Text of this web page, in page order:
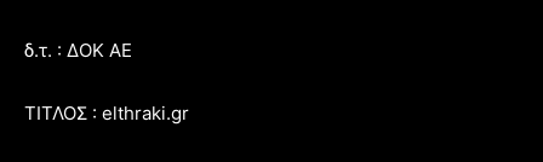
δ.τ. : ΔΟΚ ΑΕ
ΤΙΤΛΟΣ : elthraki.gr